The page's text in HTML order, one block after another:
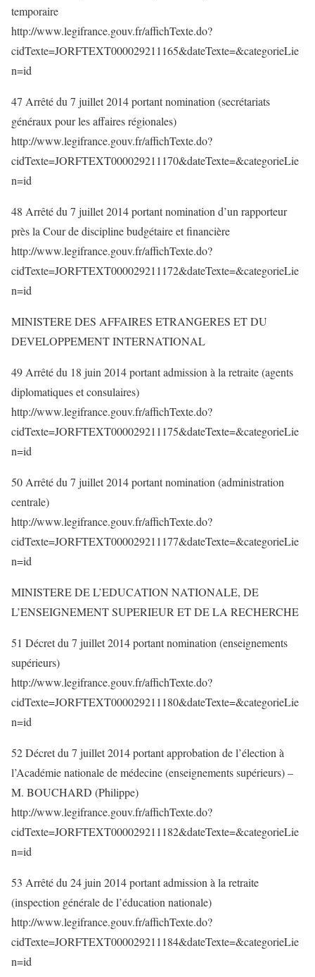
temporaire
http://www.legifrance.gouv.fr/affichTexte.do?
cidTexte=JORFTEXT000029211165&dateTexte=&categorieLie
n=id
47 Arrêté du 7 juillet 2014 portant nomination (secrétariats
généraux pour les affaires régionales)
http://www.legifrance.gouv.fr/affichTexte.do?
cidTexte=JORFTEXT000029211170&dateTexte=&categorieLie
n=id
48 Arrêté du 7 juillet 2014 portant nomination d’un rapporteur
près la Cour de discipline budgétaire et financière
http://www.legifrance.gouv.fr/affichTexte.do?
cidTexte=JORFTEXT000029211172&dateTexte=&categorieLie
n=id
MINISTERE DES AFFAIRES ETRANGERES ET DU
DEVELOPPEMENT INTERNATIONAL
49 Arrêté du 18 juin 2014 portant admission à la retraite (agents
diplomatiques et consulaires)
http://www.legifrance.gouv.fr/affichTexte.do?
cidTexte=JORFTEXT000029211175&dateTexte=&categorieLie
n=id
50 Arrêté du 7 juillet 2014 portant nomination (administration
centrale)
http://www.legifrance.gouv.fr/affichTexte.do?
cidTexte=JORFTEXT000029211177&dateTexte=&categorieLie
n=id
MINISTERE DE L’EDUCATION NATIONALE, DE
L’ENSEIGNEMENT SUPERIEUR ET DE LA RECHERCHE
51 Décret du 7 juillet 2014 portant nomination (enseignements
supérieurs)
http://www.legifrance.gouv.fr/affichTexte.do?
cidTexte=JORFTEXT000029211180&dateTexte=&categorieLie
n=id
52 Décret du 7 juillet 2014 portant approbation de l’élection à
l’Académie nationale de médecine (enseignements supérieurs) –
M. BOUCHARD (Philippe)
http://www.legifrance.gouv.fr/affichTexte.do?
cidTexte=JORFTEXT000029211182&dateTexte=&categorieLie
n=id
53 Arrêté du 24 juin 2014 portant admission à la retraite
(inspection générale de l’éducation nationale)
http://www.legifrance.gouv.fr/affichTexte.do?
cidTexte=JORFTEXT000029211184&dateTexte=&categorieLie
n=id